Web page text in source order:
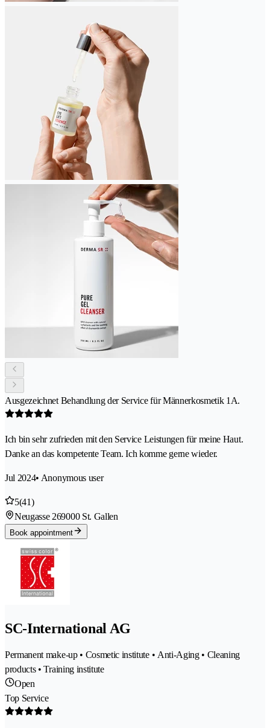
Ausgezeichnet Behandlung der Service für Männerkosmetik 1A.
Ich bin sehr zufrieden mit den Service Leistungen für meine Haut.
Danke an das kompetente Team. Ich komme gerne wieder.
Jul 2024• Anonymous user
5(41)
Neugasse 269000 St. Gallen
Book appointment
SC-International AG
Permanent make-up • Cosmetic institute • Anti-Aging • Cleaning
products • Training institute
Open
Top Service